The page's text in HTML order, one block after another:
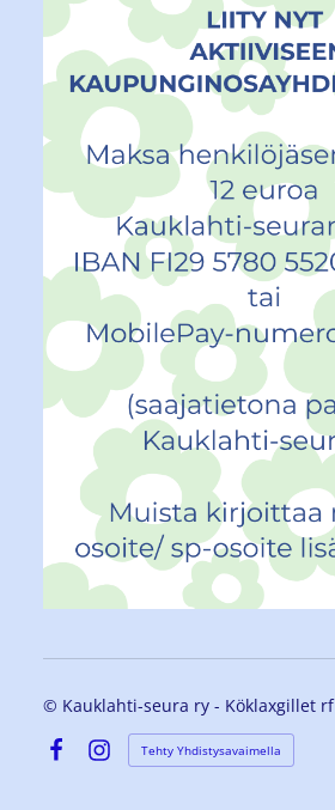
© Kauklahti-seura ry - Köklaxgillet rf
FacebookInstagram
Tehty Yhdistysavaimella